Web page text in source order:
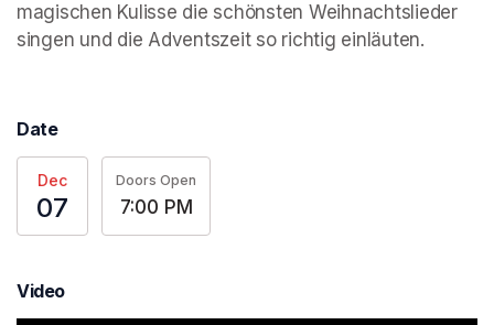
magischen Kulisse die schönsten Weihnachtslieder
singen und die Adventszeit so richtig einläuten.
Date
Dec
07
Doors Open
7:00 PM
Video